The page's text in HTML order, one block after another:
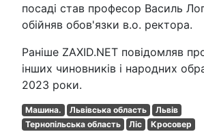
посаді став професор Василь
обійняв обов'язки в.о. ректора.
Раніше ZAXID.NET повідомляв
інших чиновників і народних
2023 роки.
Машина. Львівська область
Львів
Тернопільська область
Ліс
Кросовер